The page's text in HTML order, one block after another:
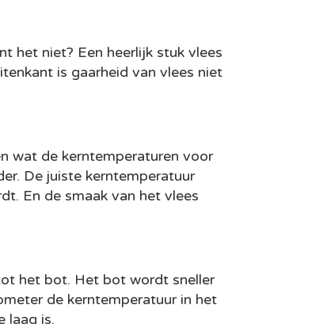
het niet? Een heerlijk stuk vlees
is gaarheid van vlees niet
wat de kerntemperaturen voor
De juiste kerntemperatuur
En de smaak van het vlees
het bot. Het bot wordt sneller
de kerntemperatuur in het
laag is.